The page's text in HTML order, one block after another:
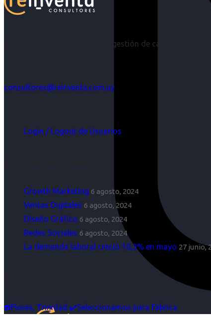
Acompañar a empresas en su gestión de capital
consultores@reinventa.com.uy
Login / Logout de Usuarios
Growth Marketing 6 agosto, 2024
Ventas Digitales 6 agosto, 2024
Diseño Gráfico 6 agosto, 2024
Redes Sociales 6 agosto, 2024
La demanda laboral creció 10,3% en mayo 27 junio,
☎️Flores, Trinidad ✔️Seleccionamos para Fábrica